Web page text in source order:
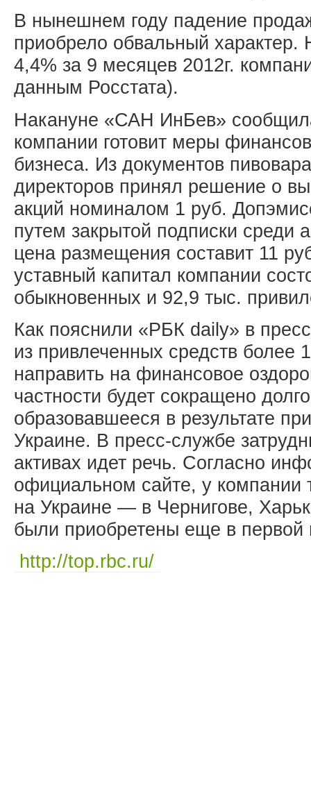
В нынешнем году падение
приобрело обвальный
4,4% за 9 месяцев 2012г.
данным Росстата).
Накануне «САН ИнБев»
компании готовит меры
бизнеса. Из документов
директоров принял решение о
акций номиналом 1 руб.
путем закрытой подписки
цена размещения составит 11
уставный капитал компании
обыкновенных и 92,9 тыс.
Как пояснили «РБК daily» в
из привлеченных средств более
направить на финансовое
частности будет сокращено
образовавшееся в результате
Украине. В пресс-службе
активах идет речь. Согласно
официальном сайте, у компании
на Украине — в Чернигове,
были приобретены еще в первой
http://top.rbc.ru/